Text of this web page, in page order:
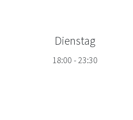
Dienstag
18:00 -23:30